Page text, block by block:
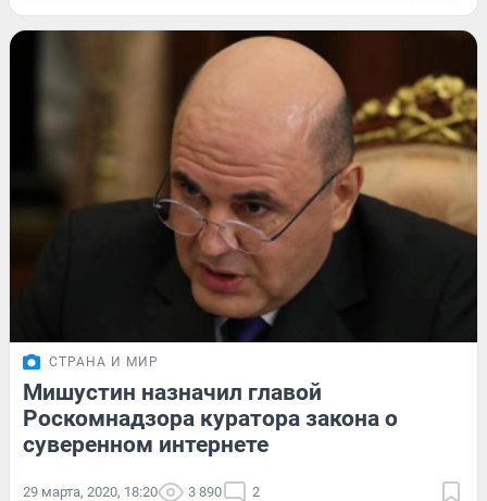
СТРАНА И МИР
Мишустин назначил главой
Роскомнадзора куратора закона о
суверенном интернете
29 марта, 2020, 18:20 3 890 2